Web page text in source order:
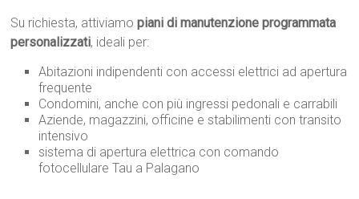
Su richiesta, attiviamopiani di manutenzione programmata
personalizzati, ideali per:
Abitazioni indipendenti con accessi elettrici ad apertura
frequente
Condomini, anche con più ingressi pedonali e carrabili
Aziende, magazzini, officine e stabilimenti con transito
intensivo
sistema di apertura elettrica con comando
fotocellulare Tau a Palagano